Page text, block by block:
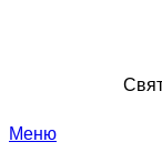
Меню